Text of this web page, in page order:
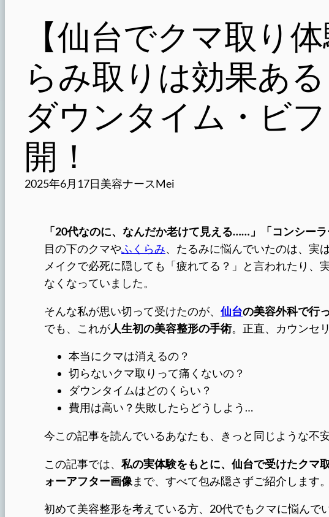
【仙台でクマ取り
らみ取りは効果あ
ダウンタイム・ビ
開！
2025年6月17日美容ナースMei
「20代なのに、なんだか老けて見える……」「コンシーラ
目の下のクマやふくらみ、たるみに悩んでいたのは、実
メイクで必死に隠しても「疲れてる？」と言われたり、
なくなっていました。
そんな私が思い切って受けたのが、 仙台の美容外科で行
でも、これが人生初の美容整形の手術。正直、カウンセ
本当にクマは消えるの？
切らないクマ取りって痛くないの？
ダウンタイムはどのくらい？
費用は高い？失敗したらどうしよう…
今この記事を読んでいるあなたも、きっと同じような不
この記事では、 私の実体験をもとに、仙台で受けたクマ
ォーアフター画像まで、すべて包み隠さずご紹介します。
初めて美容整形を考えている方、20代でもクマに悩ん